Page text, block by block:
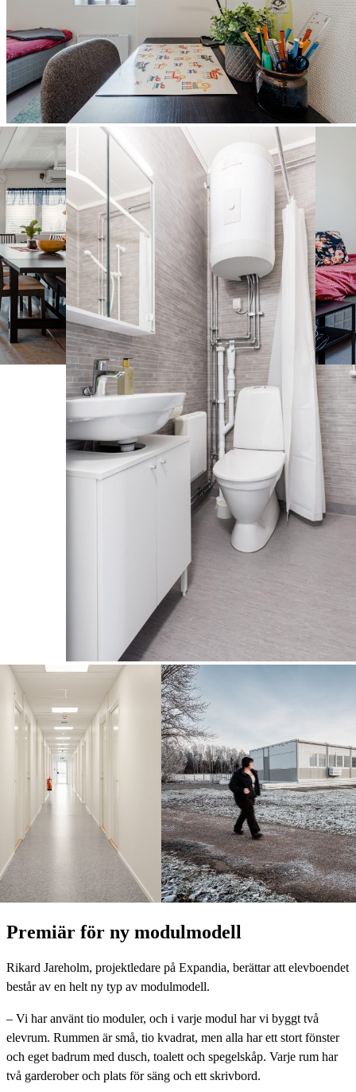
Premiär för ny modulmodell
Rikard Jareholm, projektledare på Expandia, berättar att elevboendet
består av en helt ny typ av modulmodell.
– Vi har använt tio moduler, och i varje modul har vi byggt två
elevrum. Rummen är små, tio kvadrat, men alla har ett stort fönster
och eget badrum med dusch, toalett och spegelskåp. Varje rum har
två garderober och plats för säng och ett skrivbord.